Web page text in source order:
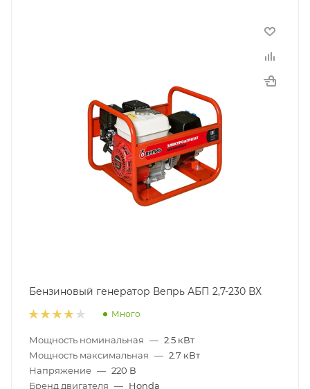
Бензиновый генератор Вепрь АБП 2,7-230 ВХ
Много
Мощность номинальная — 2.5 кВт
Мощность максимальная — 2.7 кВт
Напряжение — 220 В
Бренд двигателя — Honda